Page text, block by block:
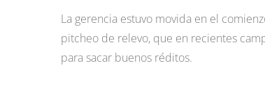
La gerencia estuvo movida en el
pitcheo de relevo, que en recientes
para sacar buenos réditos.